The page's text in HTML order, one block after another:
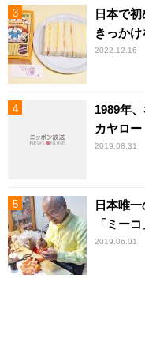
日本で
きっか
2022.12.16
1989年
カヤロ
2019.08.31
日本唯
「ミー
2019.06.01